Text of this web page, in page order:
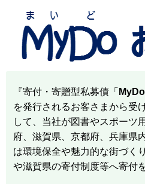
『寄付・寄贈型私募債「
を発行されるお客さまから受
して、当社が図書やスポーツ
府、滋賀県、京都府、兵庫県
は環境保全や魅力的な街づく
や滋賀県の寄付制度等へ寄付